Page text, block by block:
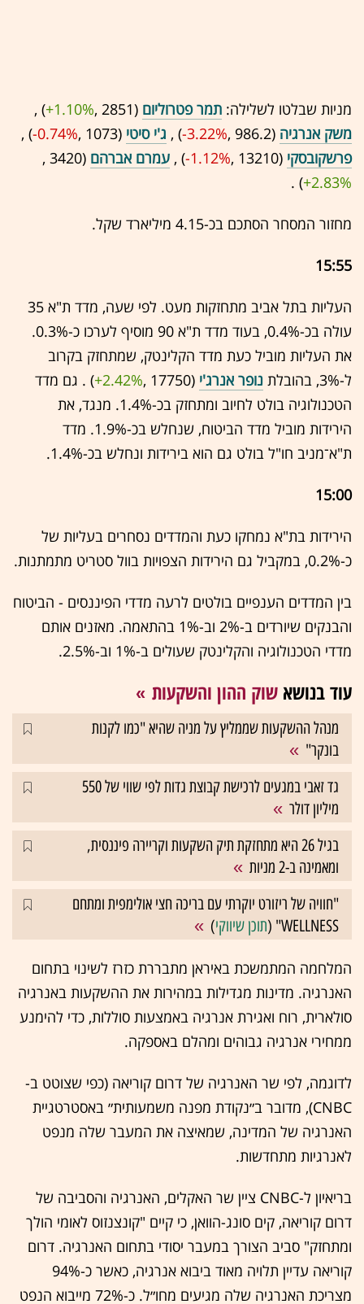
מניות שבלטו לשלילה: תמר פטרוליום (2851 ,‎
+1.10%
‏) ,
משק אנרגיה (986.2 ,‎
-3.22%
‏) , ג'י סיטי (1073 ,‎
-0.74%
‏) ,
פרשקובסקי (13210 ,‎
-1.12%
‏) , עמרם אברהם (3420 ,‎
+2.83%
‏) .
מחזור המסחר הסתכם בכ-4.15 מיליארד שקל.
15:55
העליות בתל אביב מתחזקות מעט. לפי שעה, מדד ת"א 35
עולה בכ-0.4%, בעוד מדד ת"א 90 מוסיף לערכו כ-0.3%.
את העליות מוביל כעת מדד הקלינטק, שמתחזק בקרוב
ל-3%, בהובלת
נופר אנרג'י (17750 ,‎
+2.42%‏) . גם מדד
הטכנולוגיה בולט לחיוב ומתחזק בכ-1.4%. מנגד, את
הירידות מוביל מדד הביטוח, שנחלש בכ-1.9%. מדד
ת"א־מניב חו"ל בולט גם הוא בירידות ונחלש בכ-1.4%.
15:00
הירידות בת"א נמחקו כעת והמדדים נסחרים בעליות של
כ-0.2%, במקביל גם הירידות הצפויות בוול סטריט מתמתנות.
בין המדדים הענפיים בולטים לרעה מדדי הפיננסים - הביטוח
והבנקים שיורדים ב-2% וב-1% בהתאמה. מאזנים אותם
מדדי הטכנולוגיה והקלינטק שעולים ב-1% וב-2.5%.
עוד בנושא שוק ההון והשקעות
מנהל ההשקעות שממליץ על מניה שהיא "כמו לקנות
בונקר"
גד זאבי במגעים לרכישת קבוצת גדות לפי שווי של 550
מיליון דולר
בגיל 26 היא מתחזקת תיק השקעות וקריירה פיננסית,
ומאמינה ב-2 מניות
"חוויה של ריזורט יוקרתי עם בריכה חצי אולימפית ומתחם
WELLNESS" (
תוכן שיווקי)
המלחמה המתמשכת באיראן מתבררת כזרז לשינוי בתחום
האנרגיה. מדינות מגדילות במהירות את ההשקעות באנרגיה
סולארית, רוח ואגירת אנרגיה באמצעות סוללות, כדי להימנע
ממחירי אנרגיה גבוהים ומהלם באספקה.
לדוגמה, לפי שר האנרגיה של דרום קוריאה (כפי שצוטט ב-
CNBC), מדובר ב״נקודת מפנה משמעותית״ באסטרטגיית
האנרגיה של המדינה, שמאיצה את המעבר שלה מנפט
לאנרגיות מתחדשות.
בריאיון ל-CNBC ציין שר האקלים, האנרגיה והסביבה של
דרום קוריאה, קים סונג-הוואן, כי קיים "קונצנזוס לאומי הולך
ומתחזק" סביב הצורך במעבר יסודי בתחום האנרגיה. דרום
קוריאה עדיין תלויה מאוד ביבוא אנרגיה, כאשר כ-94%
מצריכת האנרגיה שלה מגיעים מחו״ל. כ-72% מייבוא הנפט